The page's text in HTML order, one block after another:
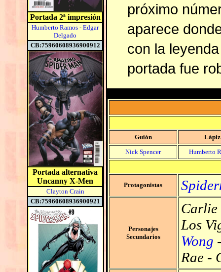
Portada 2ª impresión
Humberto Ramos - Edgar
Delgado
CB:75960608936900912
Portada alternativa
Uncanny X-Men
Clayton Crain
CB:75960608936900921
próximo
aparece
con la
portada fue
Guión
Lápiz
Nick Spencer
Humberto
Protagonistas
Personajes
Secundarios
Carlie
Los
Wong
Rae -